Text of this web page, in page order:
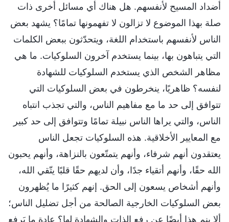
أضداد المسيح لأنفسهم. هل هناك أي مسائل أخرى ذات
صلة بهذا الموضوع لا تزالون لا تفهمونها تمامًا؟ يشهد بعض
الناس لأنفسهم باستخدام اللغة، ويتحدّثون ببعض الكلمات
التي يتباهون بها، بينما يستخدم آخرون السلوكيات. ما هي
مظاهر الشخص الذي يستخدم السلوكيات للشهادة
لنفسه؟ ظاهريًا، ينخرطون في بعض السلوكيات التي
تتوافق إلى حد ما مع مفاهيم الناس، والتي تجذب انتباه
الناس، والتي يراها الناس نبيلة تمامًا وتتوافق إلى حد كبير
مع المعايير الأخلاقية. هذه السلوكيات تجعل الناس
يعتقدون أنهم شرفاء، وأنهم يتمتّعون بالنزاهة، وأنهم يحبون
الله حقًا، وأنهم أتقياء جدًا، وأن لديهم حقًا قلبًا يتّقي الله،
وأنهم أشخاص يسعون إلى الحق. إنهم كثيرًا ما يُظهرون
بعض السلوكيات الخارجية الصالحة من أجل تضليل الناس؛
ألا ينم هذا أيضًا عن رفع الذات والشهادة لها؟ عادة ما يَرفع